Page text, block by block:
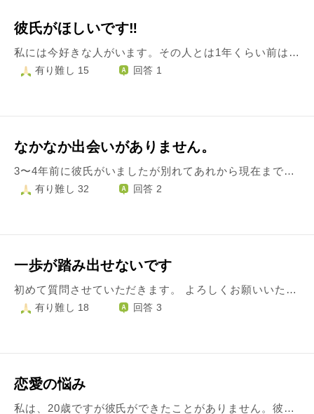
彼氏がほしいです‼︎
私には今好きな人がいます。その人とは1年くらい前は結構話していたのですが、最近は話さなくなってしまいました。 これから忙しくなってくる時期なので、告白しようか悩んでいます。 友達に相談したら、「後悔しないほうを選んだらいいんじゃない？」と言われたんですが… 私はなるべくその人と付き合いたいです。 どうすればいいですか⁇
有り難し 15 回答 1
なかなか出会いがありません。
3〜4年前に彼氏がいましたが別れてあれから現在まで全く出会いがありません。 友達や知り合いの人から協力者がたくさんいて数人紹介してくれました。 ですが連絡先を交換をして2人で会うまでの順路が進まなくて結局相手の人から自然消滅みたいな形で終わってしまいます。 現在私は27歳になりましたが早く結婚して子供も欲しいです。 同級生の友達は結婚もして子供がいる姿を見ると私自身がとても焦ります。 婚活パーティーとか行ってますがなかなかこの人と前へ進もうっていう人と巡り会えません。 このまま良い人が巡り会えない人生が続くと将来不安で怖いです。 今後ちゃんと彼氏ができて結婚して子供が欲しい願望が強いです。 こんな私はどうしたらいいですか？
有り難し 32 回答 2
一歩が踏み出せないです
初めて質問させていただきます。 よろしくお願いいたします。 私は女子大に通っていて年齢の数だけ彼氏がいたことがありません。 ですが、友達の恋愛話を聞いたりドラマや映画を観ることは好きで自分まで幸せになります。 そろそろ彼氏が欲しいなとか恋愛してみたいなと思うようになりました。 しかし、男性と話すのが苦手で全く喋れない訳ではないのですが喋ると緊張したり顔が熱くなってしまい恥ずかしいです。 恋愛をしたいけど可愛くないしスタイルも悪いし自分に自信がなくてなかなか出来ずにここまで来てしまいました。 これから先恋愛が出来なさそうで怖いです。 なので、頑張って積極的になろうかなと最近思い始めています。 ですが、今まで恋をしてこなかった私は何をすればいいか分かりません。 考えすぎて自分が何に迷っているのかも分からなくなってきている気がしています。 何か良いアドバイスがあれば教えていただきたいです。 長文になってしまい申し訳ございません。 回答よろしくお願いいたします。
有り難し 18 回答 3
恋愛の悩み
私は、20歳ですが彼氏ができたことがありません。彼氏ができたことがないのが恥ずかしいと思ってしまうことも多々あります。 特に、暗い性格ということもないですが男の人と本当の意味で仲良くすることができません。上辺は、愛想よく話すことはできます。 また、男の人を好きになることがなかなかできません。ぐいぐい来られると怖いです。 好きな人は高校の時に、一度年上の人を好きになって以来できません。 好きな人に好かれないです。 どうしたら、男の人と心から仲良くなれるでしょうか？また、どうすれば好きな人ができ、彼氏ができるのでしょうか？